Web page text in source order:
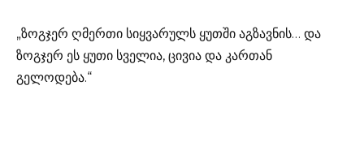
„ზოგჯერ ღმერთი სიყვარულს ყუთში აგზავნის… და
ზოგჯერ ეს ყუთი სველია, ცივია და კართან
გელოდება.“